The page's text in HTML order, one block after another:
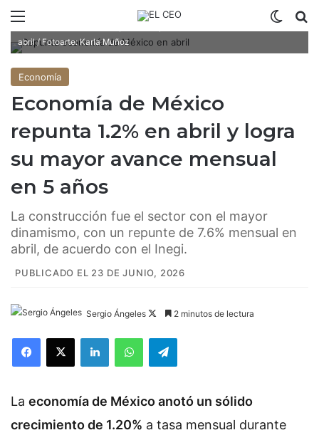
abril / Fotoarte: Karla Muñoz
Economía
Economía de México
repunta 1.2% en abril y logra
su mayor avance mensual
en 5 años
La construcción fue el sector con el mayor
dinamismo, con un repunte de 7.6% mensual en
abril, de acuerdo con el Inegi.
PUBLICADO EL 23 DE JUNIO, 2026
Sergio Ángeles
l
w
2 minutos de lectura
La economía de México anotó un sólido
crecimiento de 1.20% a tasa mensual durante